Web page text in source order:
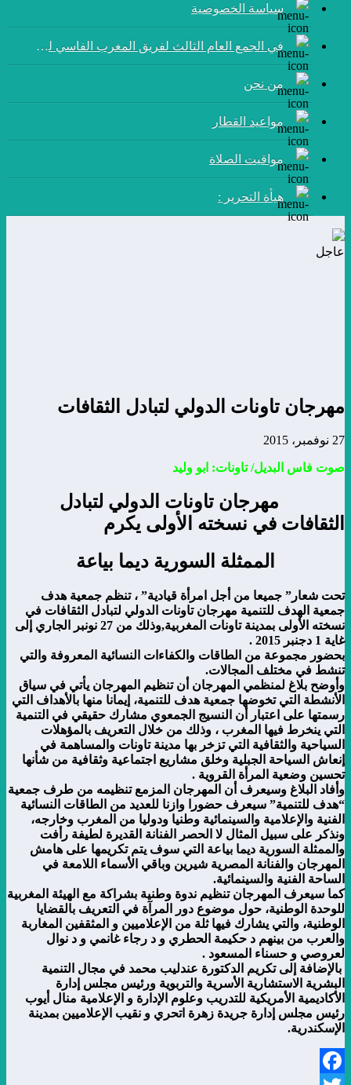
سياسة الخصوصية
في الجمع العام الثالث لفريق المغرب الفاسي لكرة القدم:
من نحن
مواعيد القطار
مواقيت الصلاة
هيأة التحرير :
عاجل
مهرجان تاونات الدولي لتبادل الثقافات
27 نوفمبر، 2015
صوت فاس البديل/ تاونات: ابو وليد
مهرجان تاونات الدولي لتبادل
الثقافات في نسخته الأولى يكرم
الممثلة السورية ديما بياعة
تحت شعار” جميعا من أجل امرأة قيادية” ، تنظم جمعية هدف
جمعية الهدف للتنمية مهرجان تاونات الدولي لتبادل الثقافات في
نسخته الأولى بمدينة تاونات المغربية,وذلك من 27 نونبر الجاري إلى
غاية 1 دجنبر 2015
.
بحضور مجموعة من الطاقات والكفاءات النسائية المعروفة والتي
تنشط في مختلف المجالات.
وأوضح بلاغ لمنظمي المهرجان أن تنظيم المهرجان يأتي في سياق
الأنشطة التي تخوضها جمعية هدف للتنمية، إيمانا منها بالأهداف التي
رسمتها على اعتبار أن النسيج الجمعوي مشارك حقيقي في التنمية
التي ينخرط فيها المغرب ، وذلك من خلال التعريف بالمؤهلات
السياحية والثقافية التي تزخر بها مدينة تاونات والمساهمة في
إنعاش السياحة الجبلية وخلق مشاريع اجتماعية وثقافية من شأنها
تحسين وضعية المرأة القروية .
وأفاد البلاغ وسيعرف أن المهرجان المزمع تنظيمه من طرف جمعية
“هدف للتنمية” سيعرف حضورا وازنا للعديد من الطاقات النسائية
الفنية والإعلامية والسينمائية وطنيا ودوليا من المغرب وخارجه،
ونذكر على سبيل المثال لا الحصر الفنانة القديرة لطيفة رأفت
والممثلة السورية ديما بياعة التي سوف يتم تكريمها على هامش
المهرجان والفنانة المصرية شيرين وباقي الأسماء اللامعة في
الساحة الفنية والسينمائية.
كما سيعرف المهرجان تنظيم ندوة وطنية بشراكة مع الهيئة المغربية
للوحدة الوطنية، حول موضوع دور المرآة في التعريف بالقضايا
الوطنية، والتي يشارك فيها ثلة من الإعلاميين و المثقفين المغاربة
والعرب من بينهم د حكيمة الحطري و د رجاء غانمي و د نوال
لعروصي و حسناء المسعود .
بالإضافة إلى تكريم الدكتورة عندليب محمد في مجال التنمية
البشرية الاستشارية الأسرية والتربوية ورئيس مجلس إدارة
الأكاديمية الأمريكية للتدريب وعلوم الإدارة و الإعلامية منال أيوب
رئيس مجلس إدارة جريدة زهرة اتحري و نقيب الإعلاميين بمدينة
الإسكندرية.